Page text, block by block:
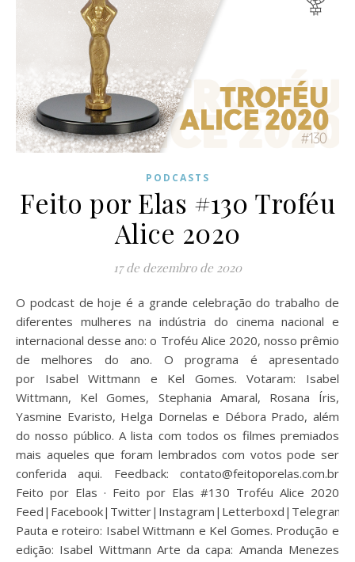
PODCASTS
Feito por Elas #130 Troféu
Alice 2020
17 de dezembro de 2020
O podcast de hoje é a grande celebração do trabalho de
diferentes mulheres na indústria do cinema nacional e
internacional desse ano: o Troféu Alice 2020, nosso prêmio
de melhores do ano. O programa é apresentado
por Isabel Wittmann e Kel Gomes. Votaram: Isabel
Wittmann, Kel Gomes, Stephania Amaral, Rosana Íris,
Yasmine Evaristo, Helga Dornelas e Débora Prado, além
do nosso público. A lista com todos os filmes premiados
mais aqueles que foram lembrados com votos pode ser
conferida aqui. Feedback: contato@feitoporelas.com.br
Feito por Elas · Feito por Elas #130 Troféu Alice 2020
Feed|Facebook|Twitter|Instagram|Letterboxd|Telegram
Pauta e roteiro: Isabel Wittmann e Kel Gomes. Produção e
edição: Isabel Wittmann Arte da capa: Amanda Menezes